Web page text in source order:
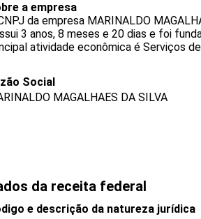
a empresa
da empresa MARINALDO
3 anos, 8 meses e 20 dias e foi
atividade econômica é Serviços
Social
MAGALHAES DA SILVA
da receita federal
e descrição da natureza jurídica